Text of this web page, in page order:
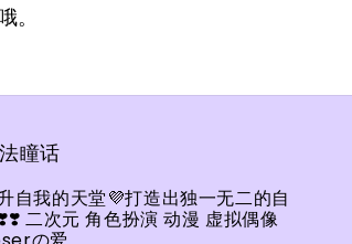
。
瞳话
自我的天堂💜打造出独一无二的自
二次元 角色扮演 动漫 虚拟偶像